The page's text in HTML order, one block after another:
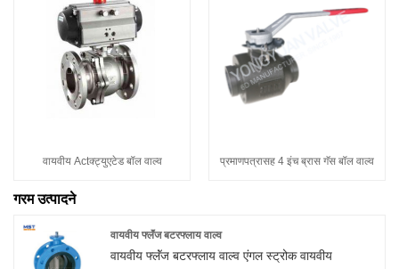
वायवीय Actक्ट्युएटेड बॉल वाल्व प्रमाणपत्रासह 4 इंच ब्रास गॅस बॉल वाल्व
गरम उत्पादने
वायवीय फ्लॅंज बटरफ्लाय वाल्व
वायवीय फ्लॅंज बटरफ्लाय वाल्व एंगल स्ट्रोक वायवीय